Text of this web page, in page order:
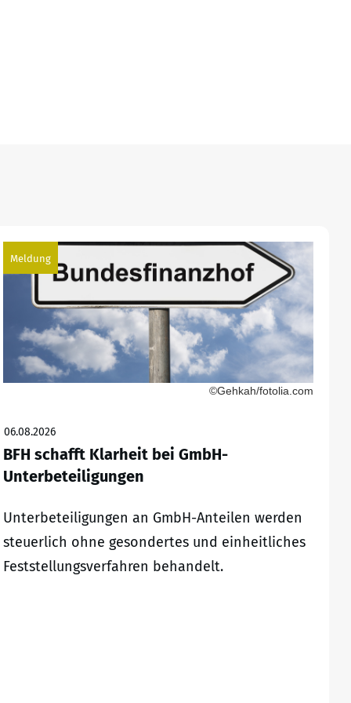
Meldung
©Gehkah/fotolia.com
06.08.2026
BFH schafft Klarheit bei GmbH-
Unterbeteiligungen
Unterbeteiligungen an GmbH-Anteilen werden
steuerlich ohne gesondertes und einheitliches
Feststellungsverfahren behandelt.